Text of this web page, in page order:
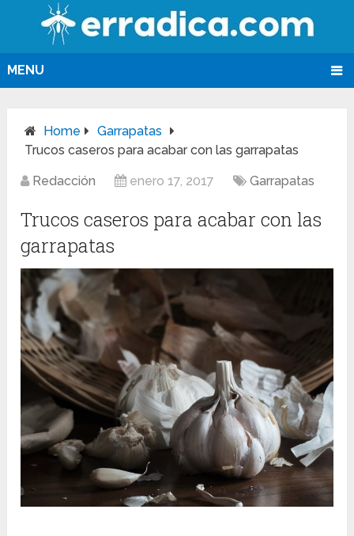
MENU
Home
Garrapatas
Trucos caseros para acabar con las garrapatas
Redacción enero 17, 2017 Garrapatas
Trucos caseros para acabar con las
garrapatas